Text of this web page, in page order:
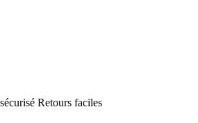
Retours faciles